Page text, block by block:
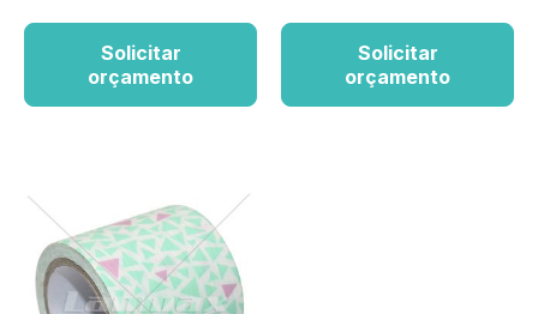
Solicitar
orçamento
Solicitar
orçamento